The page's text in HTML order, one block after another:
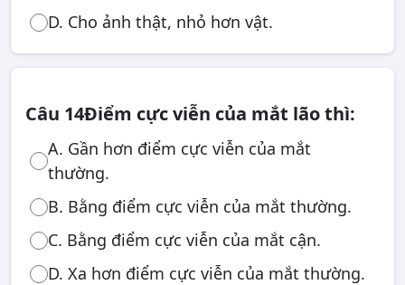
D. Cho ảnh thật, nhỏ hơn vật.
Câu 14Điểm cực viễn của mắt lão thì:
A. Gần hơn điểm cực viễn của mắt
thường.
B. Bằng điểm cực viễn của mắt thường.
C. Bằng điểm cực viễn của mắt cận.
D. Xa hơn điểm cực viễn của mắt thường.